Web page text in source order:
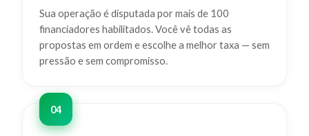
Sua operação é disputada por mais de 100
financiadores habilitados. Você vê todas as
propostas em ordem e escolhe a melhor taxa — sem
pressão e sem compromisso.